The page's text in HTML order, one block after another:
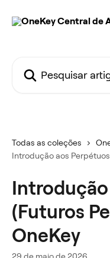
Todas as coleções
Introdução aos
(Futuros
OneKey